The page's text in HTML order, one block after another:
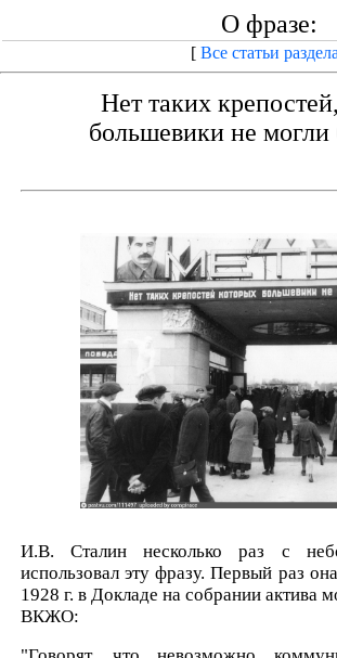
О фразе:
[ Все статьи раздела
Нет таких
большевики не могли
И.В. Сталин несколько раз с
использовал эту фразу. Первый раз
1928 г. в Докладе на собрании актива
ВКЖО: